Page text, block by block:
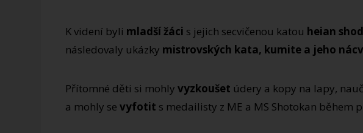
K videní byli mladší žáci s jejich secvičenou katou heian
následovaly ukázky mistrovských kata, kumite a jeho
Přítomné děti si mohlyvyzkoušet údery a kopy na lapy,
a mohly sevyfotit s medailisty z ME a MS Shotokan během